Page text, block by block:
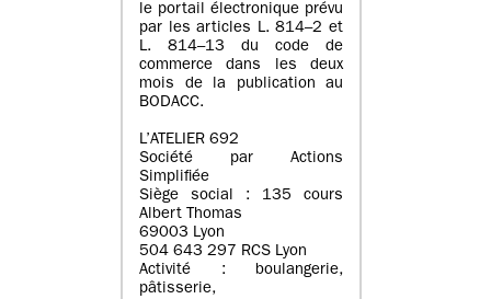
le portail électronique prévu
par les articles L. 814–2 et
L. 814–13 du code de
commerce dans les deux
mois de la publication au
BODACC.
L’ATELIER 692
Société par Actions
Simplifiée
Siège social : 135 cours
Albert Thomas
69003 Lyon
504 643 297 RCS Lyon
Activité : boulangerie,
pâtisserie,